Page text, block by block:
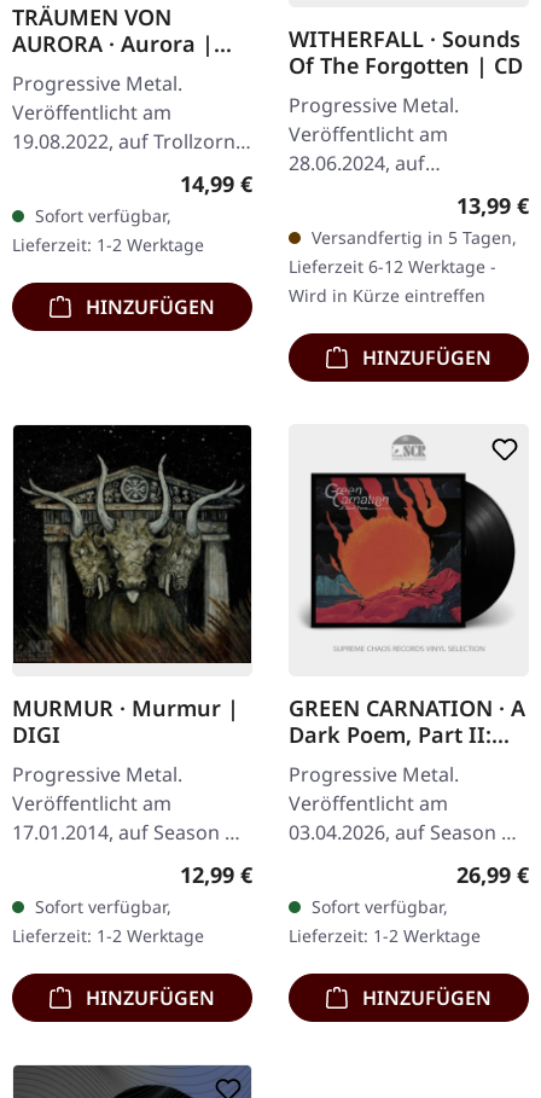
TRÄUMEN VON
AURORA · Aurora |
DIGI
Progressive Metal.
Veröffentlicht am
19.08.2022, auf Trollzorn
Records. Digipak. 1
AURORA I 2 GRAM UND
VERVE 3 AURORA II 4
EPIPHANIE 5 ESSENZ
DER…
Regulärer Preis:
14,99 €
Sofort verfügbar,
Lieferzeit: 1-2 Werktage
HINZUFÜGEN
WITHERFALL · Sounds
Of The Forgotten | CD
Progressive Metal.
Veröffentlicht am
28.06.2024, auf
Deathwave Records. CD
im Jewelcase. Witherfall
liefert mit "Sounds Of The
Forgotten" einen…
13,99 €
Versandfertig in 5 Tagen,
Lieferzeit 6-12 Werktage -
Wird in Kürze eintreffen
HINZUFÜGEN
MURMUR · Murmur |
DIGI
Progressive Metal.
Veröffentlicht am
17.01.2014, auf Season Of
Mist. Water From Water
Bull Of Crete Al-Malik
Recuerdos Zeta II Reticuli
6 . Zeta II…
Regulärer Preis:
12,99 €
Sofort verfügbar,
Lieferzeit: 1-2 Werktage
HINZUFÜGEN
GREEN CARNATION · A
Dark Poem, Part II:
Sanguis | BLACK LP
Progressive Metal.
Veröffentlicht am
03.04.2026, auf Season Of
Mist. Schwarzes Vinyl im
Gatefold-Cover mit
Pantone-Silberdruck.
Luxuriöses Insert mit…
26,99 €
Sofort verfügbar,
Lieferzeit: 1-2 Werktage
HINZUFÜGEN